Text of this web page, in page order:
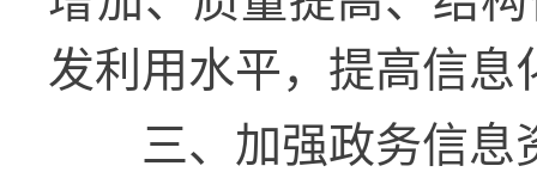
发利用水平，提高信息
三、加强政务信息